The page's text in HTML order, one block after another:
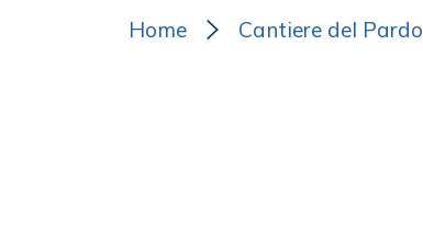
Home Cantiere del Pardo